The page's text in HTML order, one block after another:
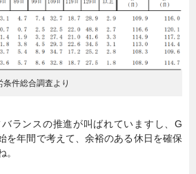
件総合調査より
ランスの推進が叫ばれていますし、G
を年間で考えて、余裕のある休日を確保
。